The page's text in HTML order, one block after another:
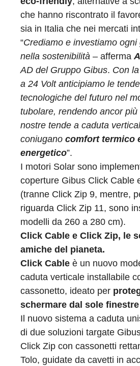
che hanno riscontrato il
sia in Italia che nei mercati
“Crediamo e investiamo ogni
nella sostenibilità – afferma
AD del Gruppo Gibus. Con
a 24 Volt anticipiamo le
tecnologiche del futuro nel
tubolare, rendendo ancor
nostre tende a caduta
coniugano comfort termico
energetico”.
I motori Solar sono
coperture Gibus Click Cable
(tranne Click Zip 9, mentre,
riguarda Click Zip 11, sono
modelli da 260 a 280 cm).
Click Cable e Click Zip, le
amiche del pianeta.
Click Cable è un nuovo
caduta verticale installabile
cassonetto, ideato per
schermare dal sole
Il nuovo sistema a caduta
di due soluzioni targate
Click Zip con cassonetti
Tolo, guidate da cavetti in